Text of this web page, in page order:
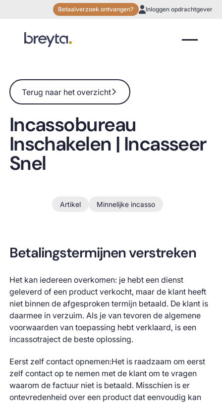
Betaalverzoek ontvangen? Inloggen opdrachtgever
Incassobureau
Inschakelen | Incasseer
Snel
Terug naar het overzicht
Terug naar het overzicht
Artikel Minnelijke incasso
Betalingstermijnen verstreken
Het kan iedereen overkomen: je hebt een dienst
geleverd of een product verkocht, maar de klant heeft
niet binnen de afgesproken termijn betaald. De klant is
daarmee in verzuim. Als je van tevoren de algemene
voorwaarden van toepassing hebt verklaard, is een
incassotraject de beste oplossing.
Eerst zelf contact opnemen:Het is raadzaam om eerst
zelf contact op te nemen met de klant om te vragen
waarom de factuur niet is betaald. Misschien is er
ontevredenheid over een product dat eenvoudig kan